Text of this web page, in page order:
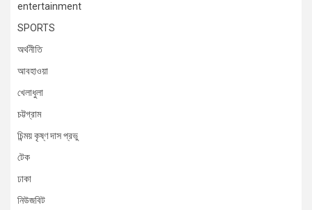
entertainment
SPORTS
অর্থনীতি
আবহাওয়া
খেলাধুলা
চট্টগ্রাম
চিন্ময় কৃষ্ণ দাস প্রভু
টেক
ঢাকা
নিউজবিট